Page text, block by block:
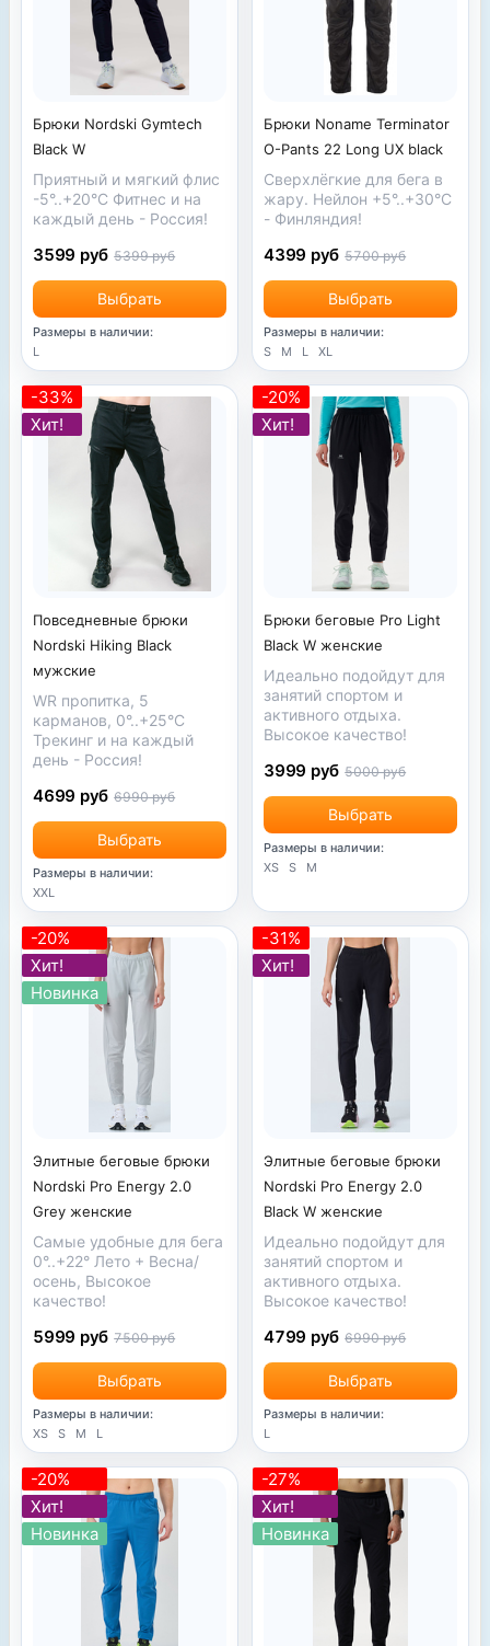
Брюки Nordski Gymtech
Black W
Приятный и мягкий флис
-5°..+20°C Фитнес и на
каждый день - Россия!
Выбрать
3599 руб 5399 руб
Размеры в наличии:
L
Брюки Noname Terminator
O-Pants 22 Long UX black
Сверхлёгкие для бега в
жару. Нейлон +5°..+30°С
- Финляндия!
Выбрать
4399 руб 5700 руб
Размеры в наличии:
S
M L XL
-33%
Хит!
Повседневные брюки
Nordski Hiking Black
мужские
WR пропитка, 5
карманов, 0°..+25°C
Трекинг и на каждый
день - Россия!
Выбрать
4699 руб 6990 руб
Размеры в наличии:
XXL
-20%
Хит!
Брюки беговые Pro Light
Black W женские
Идеально подойдут для
занятий спортом и
активного отдыха.
Высокое качество!
Выбрать
3999 руб 5000 руб
Размеры в наличии:
XS
S M
-20%
Хит!
Новинка
Элитные беговые брюки
Nordski Pro Energy 2.0
Grey женские
Самые удобные для бега
0°..+22° Лето + Весна/
осень, Высокое
качество!
Выбрать
5999 руб 7500 руб
Размеры в наличии:
XS
S M L
-31%
Хит!
Элитные беговые брюки
Nordski Pro Energy 2.0
Black W женские
Идеально подойдут для
занятий спортом и
активного отдыха.
Высокое качество!
Выбрать
4799 руб 6990 руб
Размеры в наличии:
L
-20%
Хит!
Новинка
-27%
Хит!
Новинка